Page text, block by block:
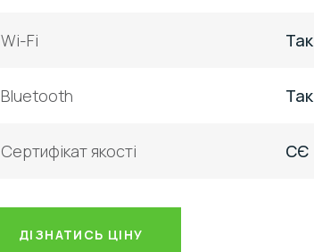
Wi-Fi Так
Bluetooth Так
Сертифікат якості СЄ
ДІЗНАТИСЬ ЦІНУ